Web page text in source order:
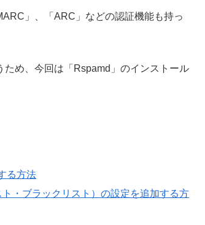
」、「ARC」などの認証機能も持っ
め、今回は「Rspamd」のインストール
る方法‎
・ブラックリスト）の設定を追加する方